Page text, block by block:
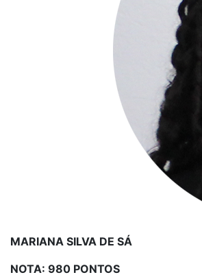
MARIANA SILVA DE SÁ
NOTA: 980 PONTOS